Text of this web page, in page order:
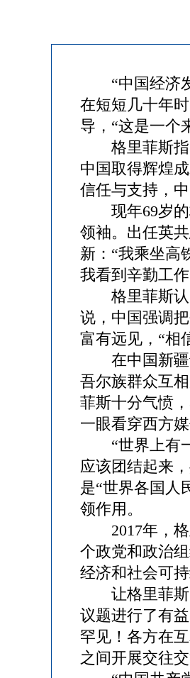
“中国经济发
在短短几十年
导，“这是一个
格里菲斯指
中国取得辉煌
信任与支持，
现年69岁的
领袖。出任英
新：“我乘坐高
我看到辛勤工
格里菲斯认
说，中国强调
富有远见，“相
在中国新疆
吾尔族群众互
菲斯十分气愤
一眼看穿西方
“世界上有一
应该团结起来
是“世界各国人
领作用。
2017年，格
个政党和政治
经济和社会可
让格里菲斯
议题进行了有
罕见！各方在
之间开展交往